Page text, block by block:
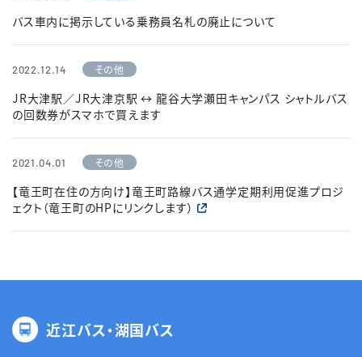
バス車内に掲示している乗務員名札の廃止について
2022.12.14 その他
JR大津駅／JR大津京駅 ↔ 龍谷大学瀬田キャンパス シャトルバス
の回数券がスマホで買えます
2021.04.01 その他
【竜王町在住の方向け】竜王町路線バス通学定期利用促進プロジ
ェクト（竜王町のHPにリンクします）
近江バス・湖国バス